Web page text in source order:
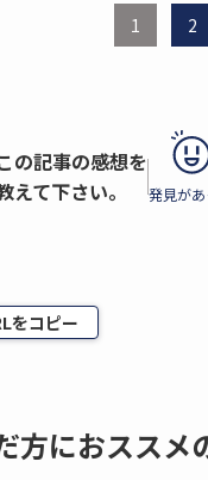
1 2
の記事の感想を
えて下さい。
発見が
をコピー
方におススメ